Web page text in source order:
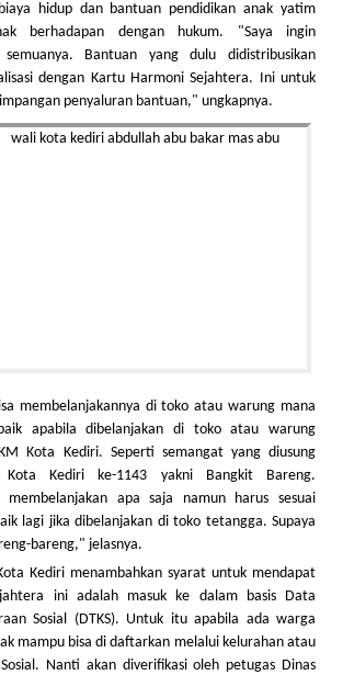
hidup dan bantuan pendidikan anak yatim
berhadapan dengan hukum. "Saya ingin
semuanya. Bantuan yang dulu didistribusikan
dengan Kartu Harmoni Sejahtera. Ini untuk
penyaluran bantuan," ungkapnya.
membelanjakannya di toko atau warung mana
apabila dibelanjakan di toko atau warung
Kota Kediri. Seperti semangat yang diusung
Kediri ke-1143 yakni Bangkit Bareng.
membelanjakan apa saja namun harus sesuai
lagi jika dibelanjakan di toko tetangga. Supaya
bareng," jelasnya.
Kediri menambahkan syarat untuk mendapat
ini adalah masuk ke dalam basis Data
Sosial (DTKS). Untuk itu apabila ada warga
mampu bisa di daftarkan melalui kelurahan atau
Nanti akan diverifikasi oleh petugas Dinas